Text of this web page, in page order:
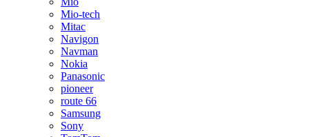
Mio-tech
Mitac
Navigon
Navman
Nokia
Panasonic
pioneer
route 66
Samsung
Sony